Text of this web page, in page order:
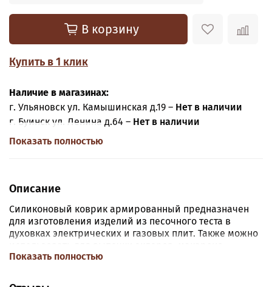
В корзину
Купить в 1 клик
Наличие в магазинах:
г. Ульяновск ул. Камышинская д.19 – Нет в наличии
г. Буинск ул. Ленина д.64 – Нет в наличии
Показать полностью
Описание
Силиконовый коврик армированный предназначен
для изготовления изделий из песочного теста в
духовках электрических и газовых плит. Также можно
слоеного теста.
Показать полностью